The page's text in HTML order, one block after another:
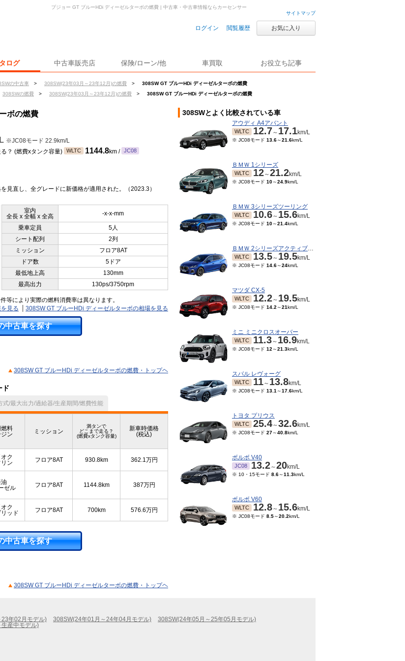
サイトマップ
ログイン 閲覧履歴 お気に入り
ログ 中古車販売店 保険/ローン/他 車買取 お役立ち記事
の中古車 > 308SW(23年03月～23年12月)の燃費 >
308SW GT ブルーHDi ディーゼルターボの燃費
308SWの燃費 > 308SW(23年03月～23年12月)の燃費 > 308SW GT ブルーHDi ディーゼルターボの燃費
プジョー GT ブルーHDi ディーゼルターボの燃費 | 中古車・中古車情報ならカーセンサー
ボの燃費
※JC08モード 22.9km/L
？ (燃費xタンク容量) WLTC 1144.8km / JC08
見直し、全グレードに新価格が適用された。（2023.3）
室内
全長 x 全幅 x 全高
-x-x-mm
乗車定員
5人
シート配列
2列
ミッション
フロア8AT
ドア数
5ドア
最低地上高
130mm
最高出力 130ps/3750rpm
により実際の燃料消費率は異なります。
見る
308SW GT ブルーHDi ディーゼルターボの相場を見る
中古車を探す
308SW GT ブルーHDi ディーゼルターボの燃費・トップヘ
ド
式/最大出力/過給器/生産期間/燃費性能
料
ン
ミッション
満タンで
どこまで走る？
(燃費xタンク容量)
新車時価格
(税込)
ク
ン
フロア8AT 930.8km 362.1万円
ゼル
フロア8AT 1144.8km 387万円
ク
ッド
フロア8AT 700km 576.6万円
中古車を探す
308SW GT ブルーHDi ディーゼルターボの燃費・トップヘ
308SWとよく比較されている車
アウディ A4アバント
WLTC 12.7～ 17.1km/L
※ JC08モード 13.6～21.6km/L
ＢＭＷ 1シリーズ
WLTC 12～21.2km/L
※ JC08モード 10～24.9km/L
ＢＭＷ 3シリーズツーリング
WLTC 10.6～ 15.6km/L
※ JC08モード 10～21.4km/L
ＢＭＷ 2シリーズアクティブツアラー
WLTC 13.5～ 19.5km/L
※ JC08モード 14.6～24km/L
マツダ CX-5
WLTC 12.2～ 19.5km/L
※ JC08モード 14.2 ～21km/L
ミニ ミニクロスオーバー
WLTC 11.3～ 16.9km/L
※ JC08モード 12 ～21.3km/L
スバル レヴォーグ
WLTC 11～ 13.8km/L
※ JC08モード 13.1 ～17.6km/L
トヨタ プリウス
WLTC 25.4～32.6km/L
※ JC08モード 27～40.8km/L
ボルボ V40
JC08 13.2～20km/L
※ 10・15モード 8.6～11.3km/L
ボルボ V60
WLTC 12.8～ 15.6km/L
※ JC08モード 8.5～20.2km/L
年02月モデル) 308SW(24年01月～24年04月モデル)
308SW(24年05月～25年05月モデル)
産中モデル)